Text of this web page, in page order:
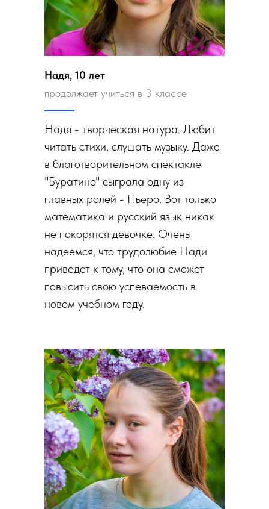
Надя, 10 лет
продолжает учиться в 3 классе
Надя - творческая натура. Любит
читать стихи, слушать музыку. Даже
в благотворительном спектакле
"Буратино" сыграла одну из
главных ролей - Пьеро. Вот только
математика и русский язык никак
не покорятся девочке. Очень
надеемся, что трудолюбие Нади
приведет к тому, что она сможет
повысить свою успеваемость в
новом учебном году.